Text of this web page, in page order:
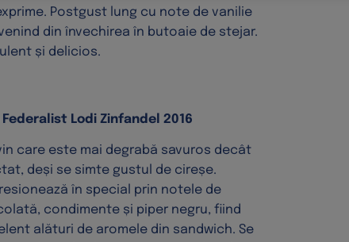
Postgust lung cu note de vanilie
din învechirea în butoaie de stejar.
și delicios.
Federalist Lodi Zinfandel 2016
care este mai degrabă savuros decât
deși se simte gustul de cireșe.
în special prin notele de
condimente și piper negru, fiind
alături de aromele din sandwich. Se